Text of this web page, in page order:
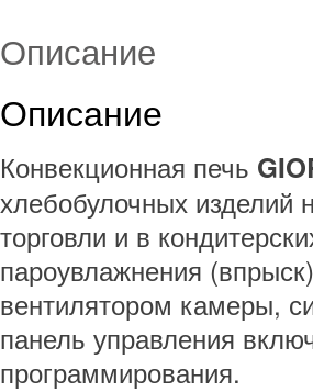
Описание
Описание
Конвекционная печь
хлебобулочных изделий
торговли и в
пароувлажнения
вентилятором камеры,
панель управления
программирования.